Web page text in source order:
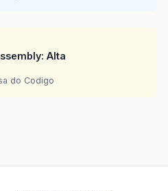
Alta
do Codigo